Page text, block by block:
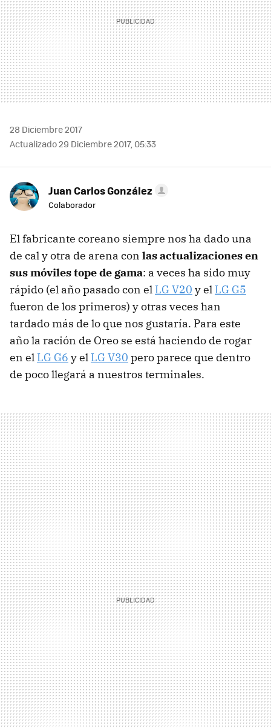
28 Diciembre 2017
Actualizado 29 Diciembre 2017, 05:33
Juan Carlos González
Colaborador
El fabricante coreano siempre nos ha dado una
de cal y otra de arena con las actualizaciones en
sus móviles tope de gama: a veces ha sido muy
rápido (el año pasado con el LG V20 y el LG G5
fueron de los primeros) y otras veces han
tardado más de lo que nos gustaría. Para este
año la ración de Oreo se está haciendo de rogar
en el LG G6 y el LG V30 pero parece que dentro
de poco llegará a nuestros terminales.